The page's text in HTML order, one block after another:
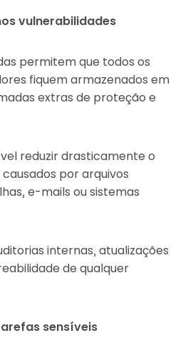
vulnerabilidades
permitem que todos os
fiquem armazenados em
extras de proteção e
reduzir drasticamente o
por arquivos
e-mails ou sistemas
internas, atualizações
de qualquer
sensíveis